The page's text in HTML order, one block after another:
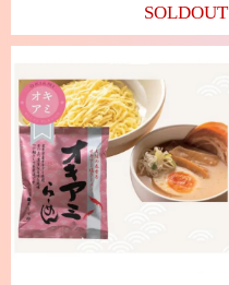
SOLDOUT